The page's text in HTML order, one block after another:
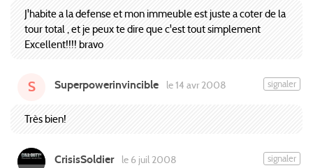
J'habite a la defense et mon immeuble est juste a coter de la
tour total , et je peux te dire que c'est tout simplement
Excellent!!!! bravo
S Superpowerinvincible le 14 avr 2008 signaler
Très bien!
CrisisSoldier le 6 juil 2008 signaler